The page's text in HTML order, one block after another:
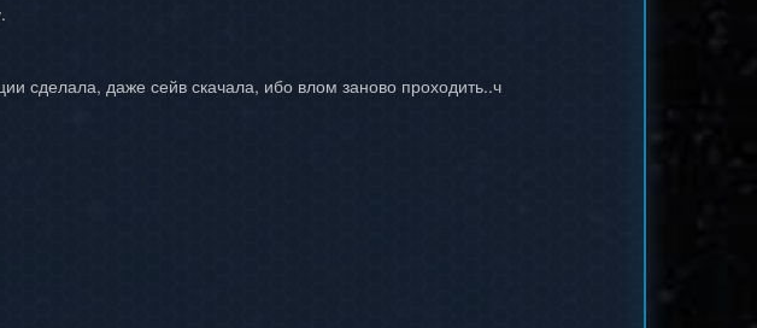
сделала, даже сейв скачала, ибо влом заново проходить..ч